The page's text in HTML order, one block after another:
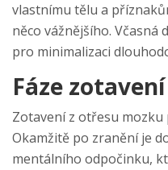
vlastnímu tělu a
něco vážnějšího. Včasná
pro minimalizaci
Fáze
Zotavení z otřesu
Okamžitě po zranění je
mentálního odpočinku,